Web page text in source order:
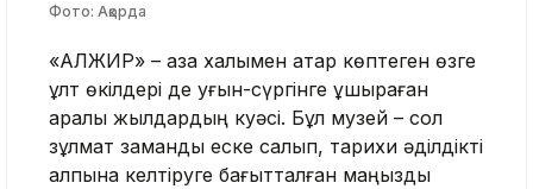
Фото: Ақорда
«АЛЖИР» – қазақ халқымен қатар көптеген өзге
ұлт өкілдері де қуғын-сүргінге ұшыраған
қаралы жылдардың куәсі. Бұл музей – сол
зұлмат заманды еске салып, тарихи әділдікті
қалпына келтіруге бағытталған маңызды